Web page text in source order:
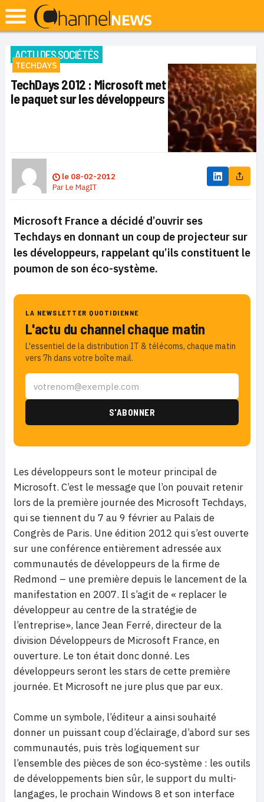
ACTU DES SOCIÉTÉS
TECHDAYS
TechDays 2012 : Microsoft met
le paquet sur les développeurs
le 08-02-2012
ParLe MagIT
Microsoft France a décidé d’ouvrir ses
Techdays en donnant un coup de projecteur sur
les développeurs, rappelant qu’ils constituent le
poumon de son éco-système.
LA NEWSLETTER QUOTIDIENNE
L'actu du channel chaque matin
L'essentiel de la distribution IT & télécoms, chaque matin
vers 7h dans votre boîte mail.
Les développeurs sont le moteur principal de
Microsoft. C’est le message que l’on pouvait retenir
lors de la première journée des Microsoft Techdays,
qui se tiennent du 7 au 9 février au Palais de
Congrès de Paris. Une édition 2012 qui s’est ouverte
sur une conférence entièrement adressée aux
communautés de développeurs de la firme de
Redmond – une première depuis le lancement de la
manifestation en 2007. Il s’agit de « replacer le
développeur au centre de la stratégie de
l’entreprise», lance Jean Ferré, directeur de la
division Développeurs de Microsoft France, en
ouverture. Le ton était donc donné. Les
développeurs seront les stars de cette première
journée. Et Microsoft ne jure plus que par eux.
Comme un symbole, l’éditeur a ainsi souhaité
donner un puissant coup d’éclairage, d’abord sur ses
communautés, puis très logiquement sur
l’ensemble des pièces de son éco-système : les outils
de développements bien sûr, le support du multi-
langages, le prochain Windows 8 et son interface